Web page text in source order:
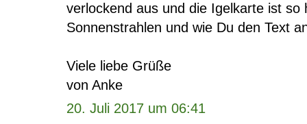
verlockend aus und die Igelkarte ist so
Sonnenstrahlen und wie Du den Text
Viele liebe Grüße
von Anke
20. Juli 2017 um 06:41